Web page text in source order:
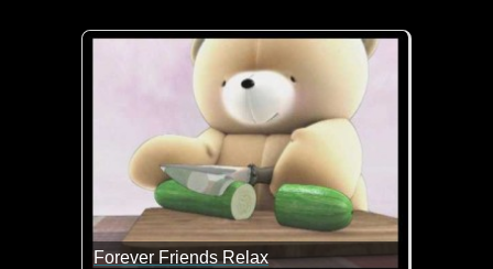
Forever Friends Relax